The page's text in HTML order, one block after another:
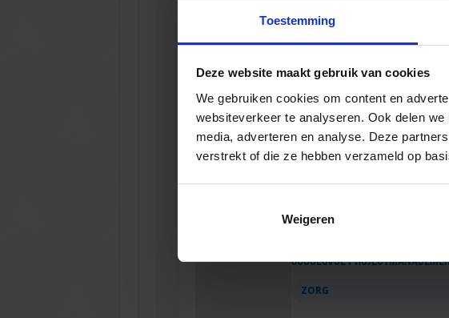
Toestemming
Deze website maakt gebruik van cookies
We gebruiken cookies om content en
websiteverkeer te analyseren. Ook delen
media, adverteren en analyse. Deze
verstrekt of die ze hebben verzameld op
Weigeren
Verkorte opleiding voor de
ZORG
Succesvol
ZORG